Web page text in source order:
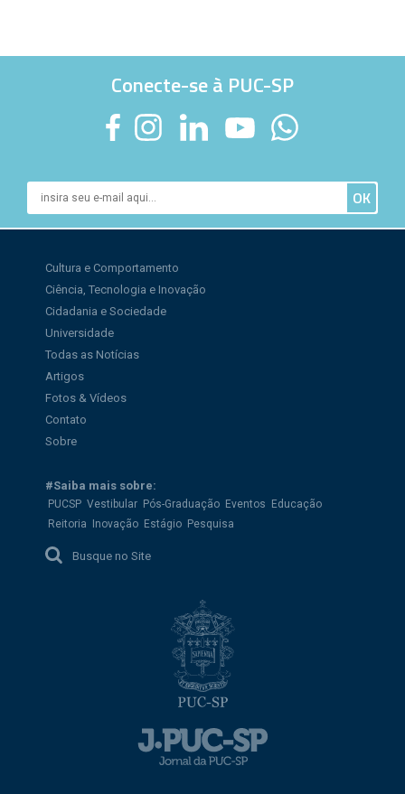
Conecte-se à PUC-SP
Cultura e Comportamento
Ciência, Tecnologia e Inovação
Cidadania e Sociedade
Universidade
Todas as Notícias
Artigos
Fotos & Vídeos
Contato
Sobre
#Saiba mais sobre:
PUCSP Vestibular Pós-Graduação Eventos
Educação
Reitoria
Inovação Estágio Pesquisa
Busque no Site